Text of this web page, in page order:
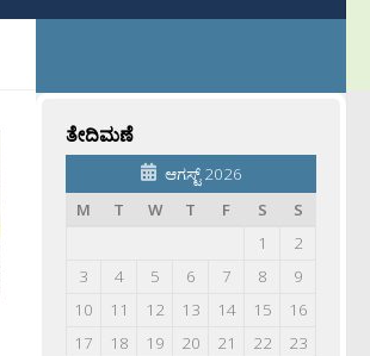
ತೇದಿಮಣೆ
ಆಗಸ್ಟ್ 2026
M
T W T F S
S
1
2
3
4 5 6 7 8
9
10
11 12 13 14 15
16
17
18 19 20 21 22
23